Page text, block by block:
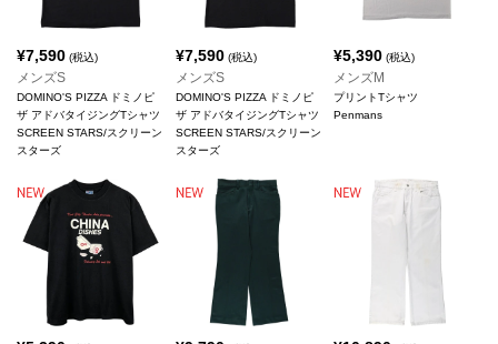
¥7,590 (税込)
メンズS
DOMINO'S PIZZA ドミノピ
ザ アドバタイジングTシャツ
SCREEN STARS/スクリーン
スターズ
¥7,590(税込)
メンズS
DOMINO'S PIZZA ドミノピ
ザ アドバタイジングTシャツ
SCREEN STARS/スクリーン
スターズ
¥5,390 (税込)
メンズM
プリントTシャツ
Penmans